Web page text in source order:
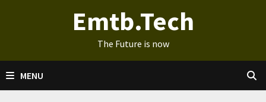
Emtb.Tech
The Future is now
MENU